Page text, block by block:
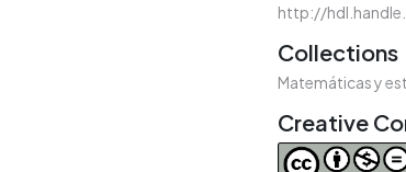
http://
Collections
Matemáticas y
Creative